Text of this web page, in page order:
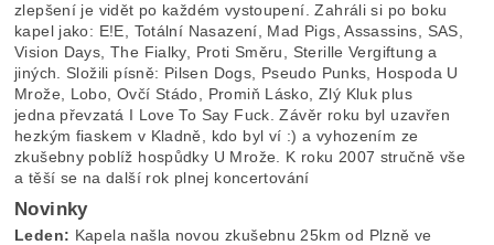
zlepšení je vidět po každém vystoupení. Zahráli si po boku
kapel jako: E!E, Totální Nasazení, Mad Pigs, Assassins, SAS,
Vision Days, The Fialky, Proti Směru, Sterille Vergiftung a
jiných. Složili písně: Pilsen Dogs, Pseudo Punks, Hospoda U
Mrože, Lobo, Ovčí Stádo, Promiň Lásko, Zlý Kluk plus
jedna převzatá I Love To Say Fuck. Závěr roku byl uzavřen
hezkým fiaskem v Kladně, kdo byl ví :) a vyhozením ze
zkušebny poblíž hospůdky U Mrože. K roku 2007 stručně vše
a těší se na další rok plnej koncertování
Novinky
Leden: Kapela našla novou zkušebnu 25km od Plzně ve